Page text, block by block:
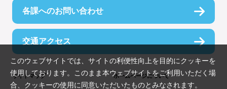
各課へのお問い合わせ
交通アクセス
サイトマップ ホームページについて
このウェブサイトでは、サイトの利便性向上を目的にクッキーを
使用しております。このまま本ウェブサイトをご利用いただく場
合、クッキーの使用に同意いただいたものとみなされます。